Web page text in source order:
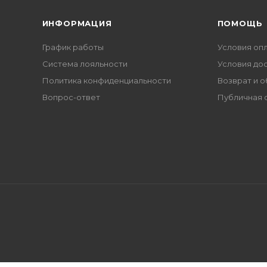
ИНФОРМАЦИЯ
График работы
Система лояльности
Политика конфиденциальности
Вопрос-ответ
ПОМОЩЬ
Условия
Условия
Возврат и
Публичная